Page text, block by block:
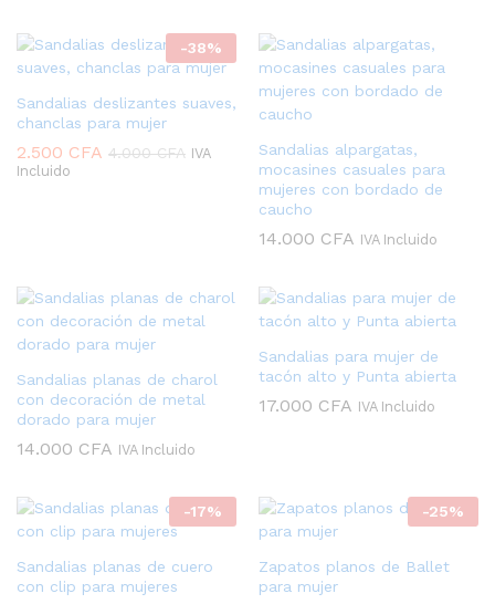
-38%
Sandalias deslizantes suaves,
chanclas para mujer
2.500 CFA 4.000CFA IVA
Incluido
Sandalias alpargatas,
mocasines casuales para
mujeres con bordado de
caucho
14.000 CFA IVA Incluido
Sandalias planas de charol
con decoración de metal
dorado para mujer
14.000 CFA IVA Incluido
Sandalias para mujer de
tacón alto y Punta abierta
17.000 CFA IVA Incluido
-17%
Sandalias planas de cuero
con clip para mujeres
-25%
Zapatos planos de Ballet
para mujer